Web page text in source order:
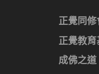
正覺同
正覺教
成佛之道